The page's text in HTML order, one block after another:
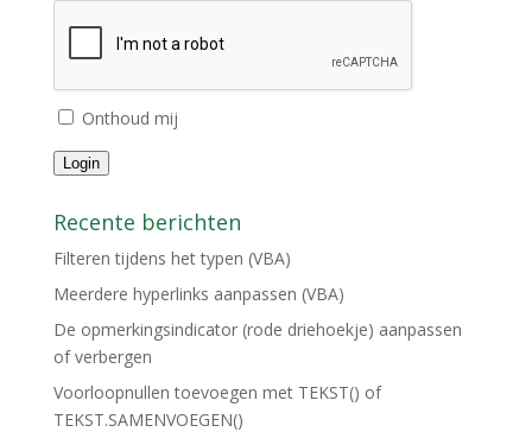
Onthoud mij
Login
Recente berichten
Filteren tijdens het typen (VBA)
Meerdere hyperlinks aanpassen (VBA)
De opmerkingsindicator (rode driehoekje) aanpassen
of verbergen
Voorloopnullen toevoegen met TEKST() of
TEKST.SAMENVOEGEN()